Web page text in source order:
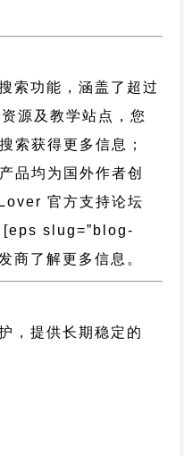
索功能，涵盖了超过
源及教学站点，您
索获得更多信息；
品均为国外作者创
官方支持论坛
[eps slug=”blog-
商了解更多信息。
，提供长期稳定的